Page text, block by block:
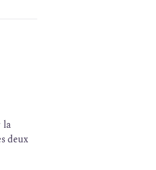
la
deux